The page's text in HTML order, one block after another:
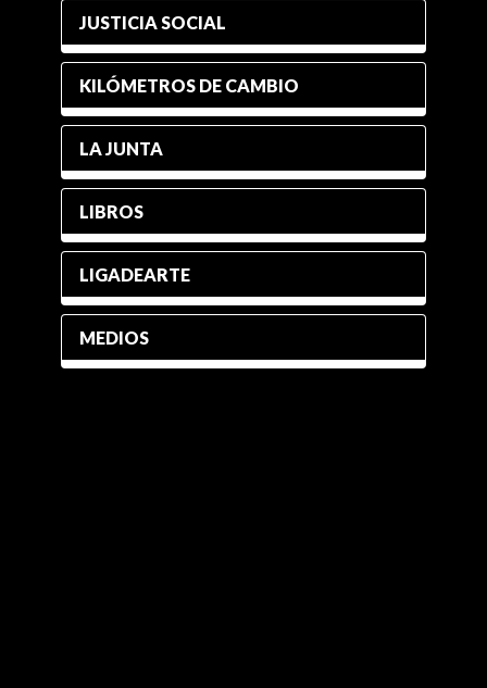
JUSTICIA SOCIAL
KILÓMETROS DE CAMBIO
LA JUNTA
LIBROS
LIGADEARTE
MEDIOS